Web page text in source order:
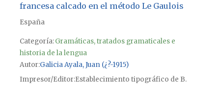
francesa calcado en el método Le Gaulois
España
Categoría:Gramáticas, tratados gramaticales e
historia de la lengua
Autor Galicia Ayala, Juan (¿?-1915)
Impresor/Editor Establecimiento tipográfico de B.